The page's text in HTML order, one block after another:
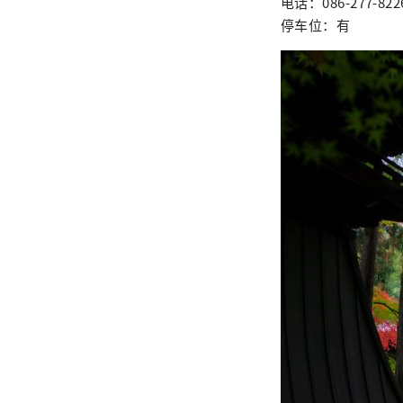
停车位：有